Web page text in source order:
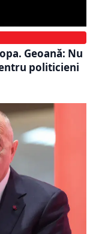
Geoană: Nu
politicieni